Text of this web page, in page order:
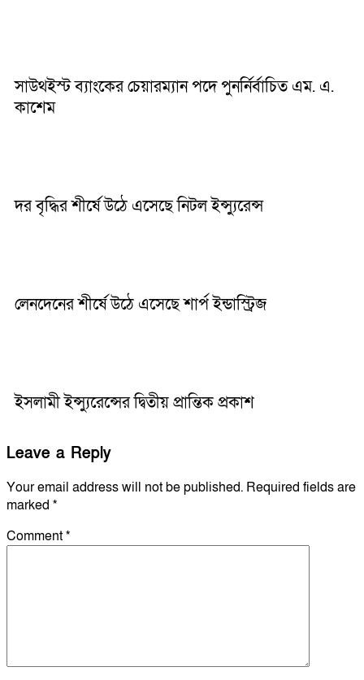
সাউথইস্ট ব্যাংকের চেয়ারম্যান পদে পুনর্নির্বাচিত এম. এ.
কাশেম
দর বৃদ্ধির শীর্ষে উঠে এসেছে নিটল ইন্স্যুরেন্স ‎
লেনদেনের শীর্ষে উঠে এসেছে শার্প ইন্ডাস্ট্রিজ
ইসলামী ইন্স্যুরেন্সের দ্বিতীয় প্রান্তিক প্রকাশ
Leave a Reply
Your email address will not be published. Required fields are
marked *
Comment*